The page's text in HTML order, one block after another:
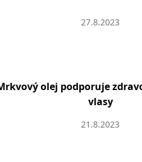
27.8.2023
olej podporuje
vlasy
21.8.2023